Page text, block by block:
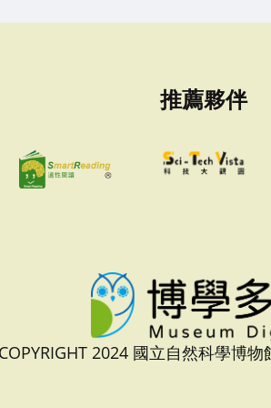
推薦夥伴
2024 國立自然科學博